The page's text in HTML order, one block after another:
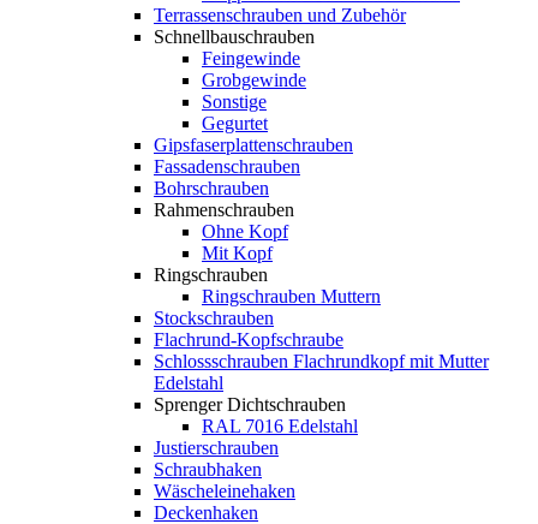
Terrassenschrauben und Zubehör
Schnellbauschrauben
Feingewinde
Grobgewinde
Sonstige
Gegurtet
Gipsfaserplattenschrauben
Fassadenschrauben
Bohrschrauben
Rahmenschrauben
Ohne Kopf
Mit Kopf
Ringschrauben
Ringschrauben Muttern
Stockschrauben
Flachrund-Kopfschraube
Schlossschrauben Flachrundkopf mit Mutter
Edelstahl
Sprenger Dichtschrauben
RAL 7016 Edelstahl
Justierschrauben
Schraubhaken
Wäscheleinehaken
Deckenhaken